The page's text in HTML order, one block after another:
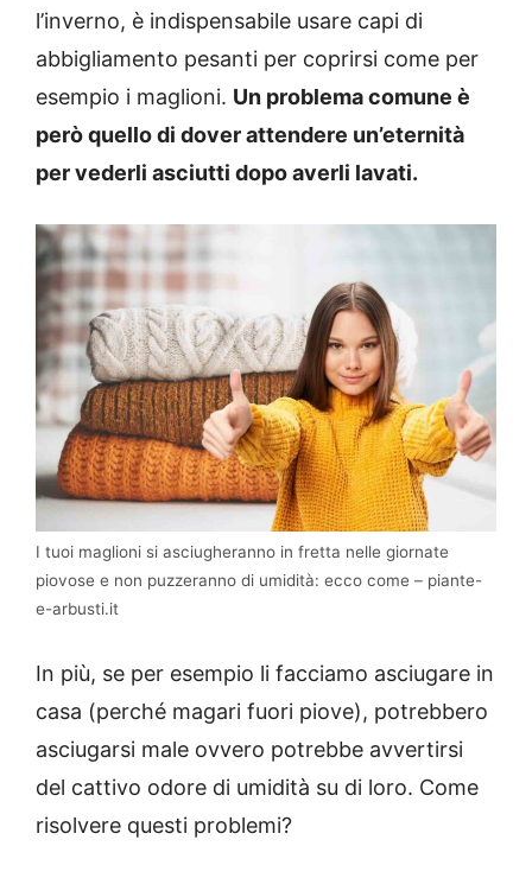
l’inverno, è indispensabile usare capi di
abbigliamento pesanti per coprirsi come per
esempio i maglioni. Un problema comune è
però quello di dover attendere un’eternità
per vederli asciutti dopo averli lavati.
I tuoi maglioni si asciugheranno in fretta nelle giornate
piovose e non puzzeranno di umidità: ecco come – piante-
e-arbusti.it
In più, se per esempio li facciamo asciugare in
casa (perché magari fuori piove), potrebbero
asciugarsi male ovvero potrebbe avvertirsi
del cattivo odore di umidità su di loro. Come
risolvere questi problemi?